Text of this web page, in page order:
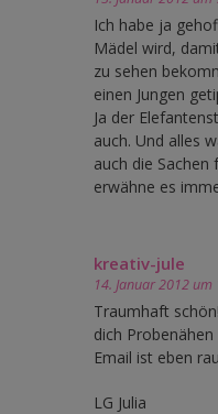
Ich habe ja
Mädel wird,
zu sehen
einen Jungen
Ja der
auch. Und alles
auch die Sachen
erwähne es
kreativ-jule
14. Januar 2012
Traumhaft
dich Probenähen
Email ist eben
LG Julia